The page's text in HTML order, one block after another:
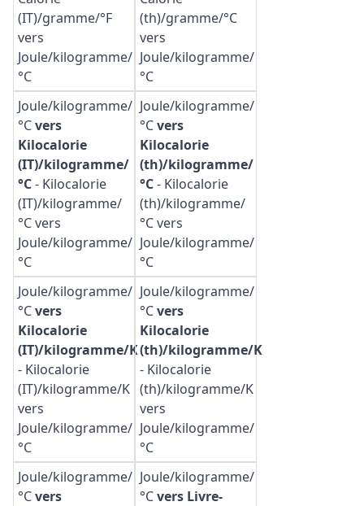
(IT)/gramme/°F
vers
Joule/kilogramme/
°C
(th)/gramme/°C
vers
Joule/kilogramme/
°C
Joule/kilogramme/
°Cvers
Kilocalorie
(IT)/kilogramme/
°C- Kilocalorie
(IT)/kilogramme/
°C vers
Joule/kilogramme/
°C
Joule/kilogramme/
°Cvers
Kilocalorie
(th)/kilogramme/
°C- Kilocalorie
(th)/kilogramme/
°C vers
Joule/kilogramme/
°C
Joule/kilogramme/
°Cvers
Kilocalorie
(IT)/kilogramme/K
- Kilocalorie
(IT)/kilogramme/K
vers
Joule/kilogramme/
°C
Joule/kilogramme/
°Cvers
Kilocalorie
(th)/kilogramme/K
- Kilocalorie
(th)/kilogramme/K
vers
Joule/kilogramme/
°C
Joule/kilogramme/
°Cvers
Joule/kilogramme/
°Cvers Livre-